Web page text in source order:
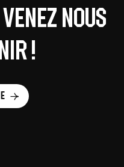
nous
!